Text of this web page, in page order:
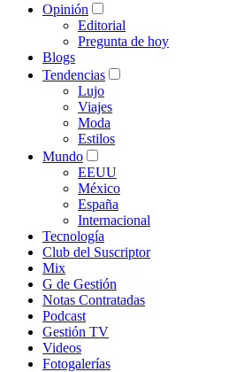
Opinión
Editorial
Pregunta de hoy
Blogs
Tendencias
Lujo
Viajes
Moda
Estilos
Mundo
EEUU
México
España
Internacional
Tecnología
Club del Suscriptor
Mix
G de Gestión
Notas Contratadas
Podcast
Gestión TV
Videos
Fotogalerías